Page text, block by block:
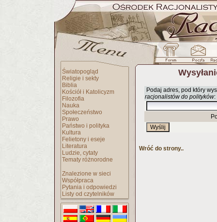
Światopogląd
Religie i sekty
Biblia
Kościół i Katolicyzm
Filozofia
Nauka
Społeczeństwo
Prawo
Państwo i polityka
Kultura
Felietony i eseje
Literatura
Ludzie, cytaty
Tematy różnorodne
Znalezione w sieci
Współpraca
Pytania i odpowiedzi
Listy od czytelników
Podaj adres, pod który
racjonalistów do polityków:
Wróć do strony..